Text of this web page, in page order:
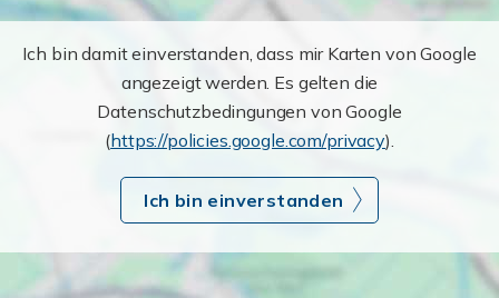
Ich bin damit einverstanden, dass mir Karten von Google
angezeigt werden. Es gelten die
Datenschutzbedingungen von Google
(https://policies.google.com/privacy).
Ich bin einverstanden